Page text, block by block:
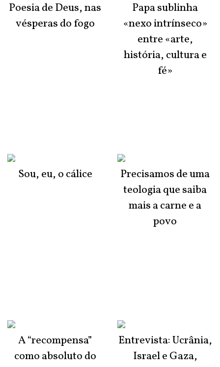
Poesia de Deus, nas
vésperas do fogo
Sou, eu, o cálice
A “recompensa”
como absoluto do
Papa sublinha
«nexo intrínseco»
entre «arte,
história, cultura e
fé»
Precisamos de uma
teologia que saiba
mais a carne e a
povo
Entrevista: Ucrânia,
Israel e Gaza,